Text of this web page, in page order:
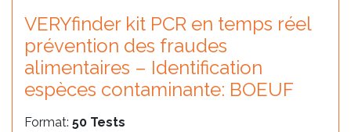
VERYfinder kit PCR en temps réel
prévention des fraudes
alimentaires – Identification
espèces contaminante: BOEUF
Format: 50 Tests